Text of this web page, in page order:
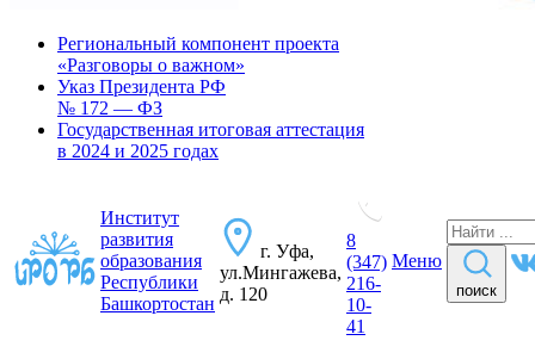
Региональный компонент проекта
«Разговоры о важном»
Указ Президента РФ
№ 172 — ФЗ
Государственная итоговая аттестация
в 2024 и 2025 годах
Институт
развития
образования
Республики
Башкортостан
г. Уфа,
ул.Мингажева,
д. 120
8
(347)
216-
10-
41
Меню
поиск